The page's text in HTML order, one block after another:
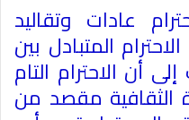
عادات وتقاليد
المتبادل بين
أن الاحترام التام
الثقافية مقصد من